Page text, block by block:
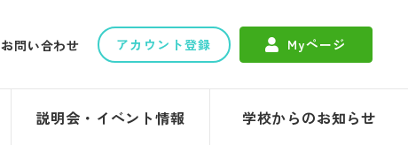
お問い合わせ アカウント登録 Myページ
説明会・イベント情報 学校からのお知らせ